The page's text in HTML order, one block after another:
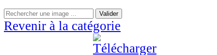
Valider
Revenir à la catégorie